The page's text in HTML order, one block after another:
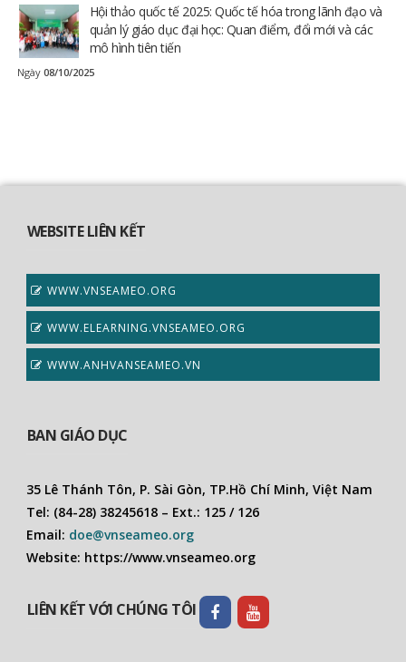
Hội thảo quốc tế 2025: Quốc tế hóa trong lãnh đạo và
quản lý giáo dục đại học: Quan điểm, đổi mới và các
mô hình tiên tiến
Ngày 08/10/2025
WEBSITE LIÊN KẾT
WWW.VNSEAMEO.ORG
WWW.ELEARNING.VNSEAMEO.ORG
WWW.ANHVANSEAMEO.VN
BAN GIÁO DỤC
35 Lê Thánh Tôn, P. Sài Gòn, TP.Hồ Chí Minh, Việt Nam
Tel: (84-28) 38245618 – Ext.: 125 / 126
Email: doe@vnseameo.org
Website: https://www.vnseameo.org
LIÊN KẾT VỚI CHÚNG TÔI